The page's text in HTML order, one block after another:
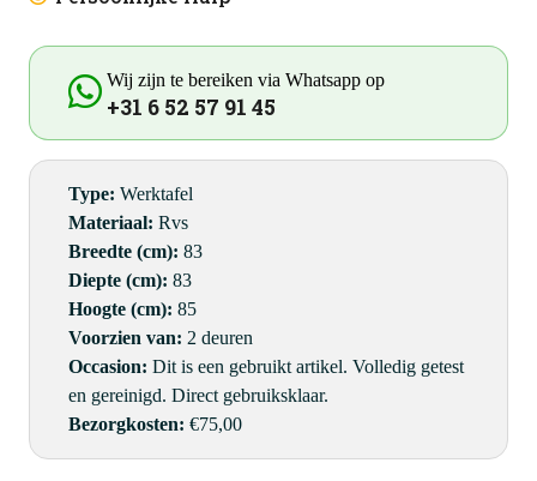
Wij zijn te bereiken via Whatsapp op
+31 6 52 57 91 45
Type: Werktafel
Materiaal: Rvs
Breedte (cm): 83
Diepte (cm): 83
Hoogte (cm): 85
Voorzien van: 2 deuren
Occasion: Dit is een gebruikt artikel. Volledig getest
en gereinigd. Direct gebruiksklaar.
Bezorgkosten: €75,00